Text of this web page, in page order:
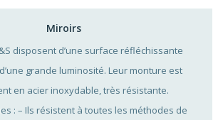
Miroirs
disposent d’une surface réfléchissante
grande luminosité. Leur monture est
en acier inoxydable, très résistante.
: – Ils résistent à toutes les méthodes de